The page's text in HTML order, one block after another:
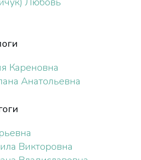
Кареновна
Анатольевна
Викторовна